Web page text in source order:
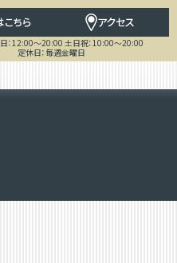
ちら アクセス
：12:00～20:00 土日祝：10:00～20:00
定休日：毎週金曜日